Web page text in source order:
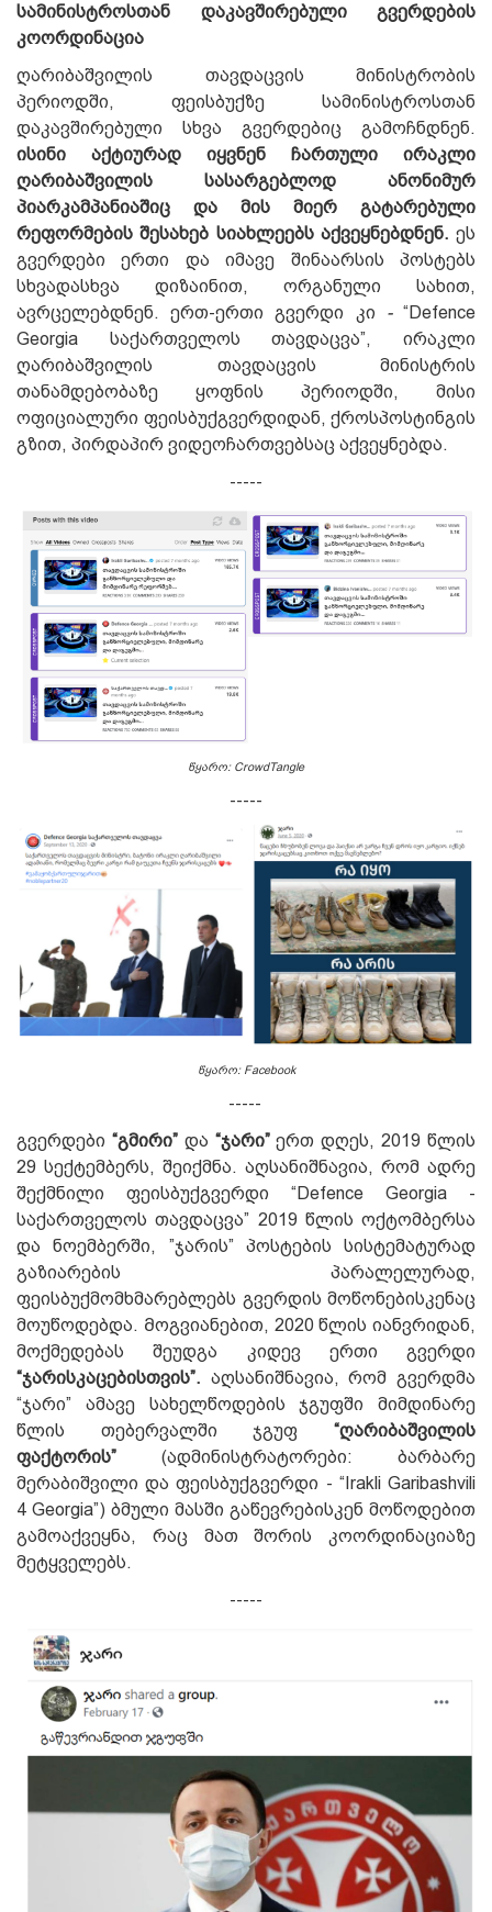
სამინისტროსთან დაკავშირებული გვერდების
კოორდინაცია
ღარიბაშვილის თავდაცვის მინისტრობის
პერიოდში, ფეისბუქზე სამინისტროსთან
დაკავშირებული სხვა გვერდებიც გამოჩნდნენ.
ისინი აქტიურად იყვნენ ჩართული ირაკლი
ღარიბაშვილის სასარგებლოდ ანონიმურ
პიარკამპანიაშიც და მის მიერ გატარებული
რეფორმების შესახებ სიახლეებს აქვეყნებდნენ. ეს
გვერდები ერთი და იმავე შინაარსის პოსტებს
სხვადასხვა დიზაინით, ორგანული სახით,
ავრცელებდნენ. ერთ-ერთი გვერდი კი -“Defence
Georgia საქართველოს თავდაცვა”, ირაკლი
ღარიბაშვილის თავდაცვის მინისტრის
თანამდებობაზე ყოფნის პერიოდში, მისი
ოფიციალური ფეისბუქგვერდიდან, ქროსპოსტინგის
გზით, პირდაპირ ვიდეოჩართვებსაც აქვეყნებდა.
-----
წყარო: CrowdTangle
-----
წყარო: Facebook
-----
გვერდები “გმირი”და “ჯარი”ერთ დღეს, 2019 წლის
29 სექტემბერს, შეიქმნა. აღსანიშნავია, რომ ადრე
შექმნილი ფეისბუქგვერდი “Defence Georgia -
საქართველოს თავდაცვა” 2019 წლის ოქტომბერსა
და ნოემბერში, ”ჯარის” პოსტების სისტემატურად
გაზიარების პარალელურად,
ფეისბუქმომხმარებლებს გვერდის მოწონებისკენაც
მოუწოდებდა. Მოგვიანებით, 2020 წლის იანვრიდან,
მოქმედებას შეუდგა კიდევ ერთი გვერდი
“ჯარისკაცებისთვის”. აღსანიშნავია, რომ გვერდმა
“ჯარი” ამავე სახელწოდების ჯგუფში მიმდინარე
წლის თებერვალში ჯგუფ “ღარიბაშვილის
ფაქტორის” (ადმინისტრატორები: ბარბარე
მერაბიშვილი და ფეისბუქგვერდი - “Irakli Garibashvili
4 Georgia”) ბმული მასში გაწევრებისკენ მოწოდებით
გამოაქვეყნა,
რაც მათ შორის კოორდინაციაზე
მეტყველებს.
-----